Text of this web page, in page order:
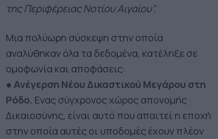
της Περιφέρειας Νοτίου Αιγαίου”.
Μια πολύωρη σύσκεψη στην οποία
αναλύθηκαν όλα τα δεδομένα, κατέληξε σε
ομοφωνία και αποφάσεις:
● Ανέγερση Νέου Δικαστικού Μεγάρου στη
Ρόδο. Ενας σύγχρονος χώρος απονομής
Δικαιοσύνης, είναι αυτό που απαιτεί η εποχή
στην οποία αυτές οι υποδομές έχουν πλέον